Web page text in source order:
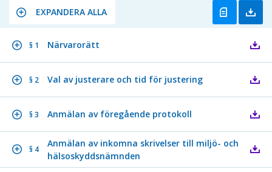
EXPANDERA ALLA
§ 1 Närvarorätt
§ 2 Val av justerare och tid för justering
§ 3 Anmälan av föregående protokoll
§ 4
Anmälan av inkomna skrivelser till miljö- och
hälsoskyddsnämnden